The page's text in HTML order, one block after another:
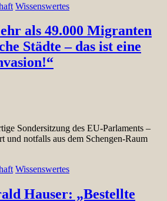
Wissenswertes
als 49.000 Migranten
Städte – das ist eine
Sondersitzung des EU-Parlaments –
und notfalls aus dem Schengen-Raum
Wissenswertes
Hauser: „Bestellte